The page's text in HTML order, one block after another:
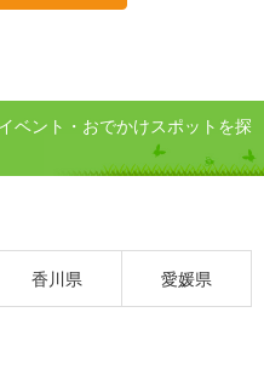
ベント・おでかけスポットを探
香川県 愛媛県